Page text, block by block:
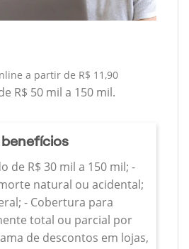
a partir de R$ 11,90
R$ 50 mil a 150 mil.
de R$ 30 mil a 150 mil; -
natural ou acidental;
- Cobertura para
total ou parcial por
de descontos em lojas,